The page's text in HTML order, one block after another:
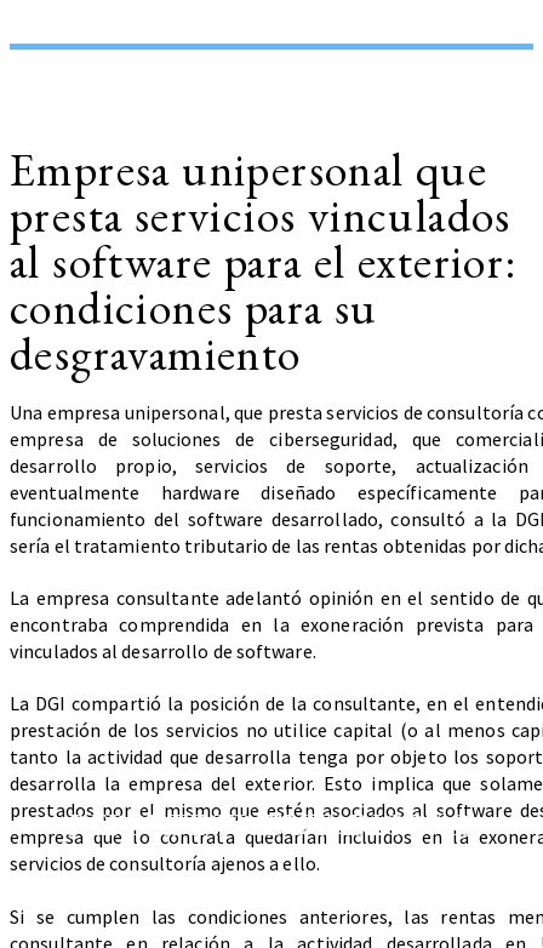
REPORTE TRIBUTARIO N°63
Empresa unipersonal que
presta servicios vinculados
al software para el exterior:
condiciones para su
desgravamiento
Una empresa unipersonal, que presta servicios de consultoría
empresa de soluciones de ciberseguridad, que
desarrollo propio, servicios de soporte,
eventualmente hardware diseñado específicamente
funcionamiento del software desarrollado, consultó a la
sería el tratamiento tributario de las rentas obtenidas por
La empresa consultante adelantó opinión en el sentido de
encontraba comprendida en la exoneración prevista para
vinculados al desarrollo de software.
La DGI compartió la posición de la consultante, en el
prestación de los servicios no utilice capital (o al menos
tanto la actividad que desarrolla tenga por objeto los
desarrolla la empresa del exterior. Esto implica que
prestados por el mismo que estén asociados al software
empresa que lo contrata quedarían incluidos en la
servicios de consultoría ajenos a ello.
Si se cumplen las condiciones anteriores, las rentas
consultante en relación a la actividad desarrollada en